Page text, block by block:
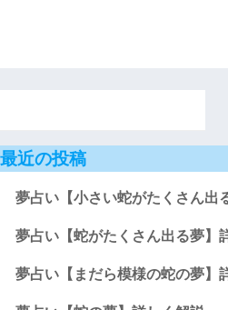
最近の投稿
夢占い【小さい蛇がたくさん出
夢占い【蛇がたくさん出る夢】
夢占い【まだら模様の蛇の夢】